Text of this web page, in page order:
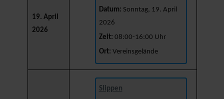
19. April
2026
Datum: Sonntag, 19. April
2026
Zeit: 08:00-16:00 Uhr
Ort: Vereinsgelände
Slippen